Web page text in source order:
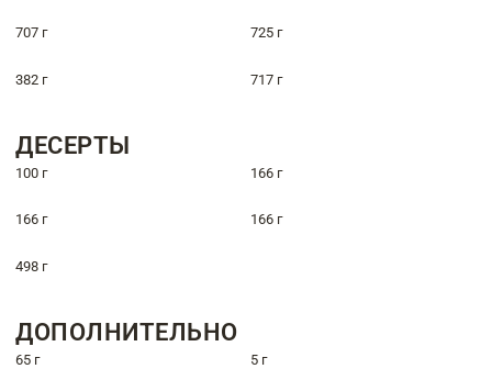
707 г 725 г
382 г 717 г
ДЕСЕРТЫ
100 г 166 г
166 г 166 г
498 г
ДОПОЛНИТЕЛЬНО
65 г 5 г